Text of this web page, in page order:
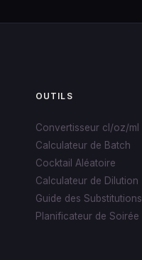
OUTILS
Convertisseur cl/oz/ml
Calculateur de Batch
Cocktail Aléatoire
Calculateur de Dilution
Guide des Substitutions
Planificateur de Soirée